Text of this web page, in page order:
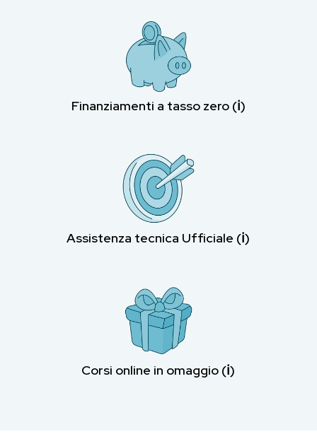
Finanziamenti a tasso zero (ℹ︎)
Assistenza tecnica Ufficiale (ℹ︎)
Corsi online in omaggio (ℹ︎)